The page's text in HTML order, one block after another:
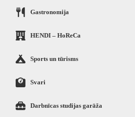
Gastronomija
HENDI – HoReCa
Sports un tūrisms
Svari
Darbnīcas studijas garāža